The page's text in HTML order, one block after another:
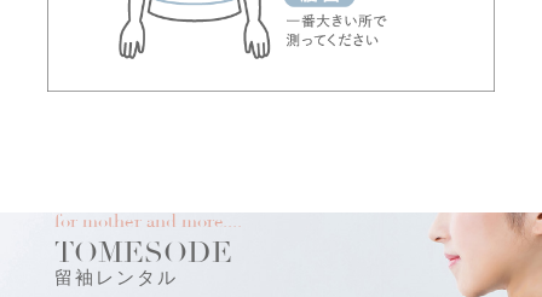
TOMESODE
留袖レンタル
formother and more....